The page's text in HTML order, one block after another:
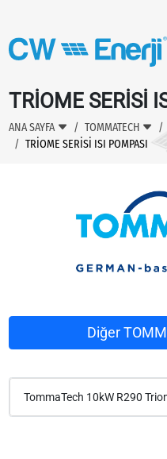
TRİOME SERİSİ
ANA SAYFA TOMMATECH
TRİOME SERİSİ ISI POMPASI
Diğer
TommaTech 10kW R290